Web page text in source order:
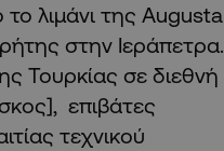
το λιμάνι της Augusta
στην Ιεράπετρα.
Τουρκίας σε διεθνή
επιβάτες
τεχνικού